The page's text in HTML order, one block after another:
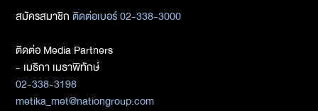
สมัครสมาชิกติดต่อเบอร์ 02-338-3000
ติดต่อ Media Partners
- เมธิกา เมธาพิทักษ์
02-338-3198
metika_met@nationgroup.com